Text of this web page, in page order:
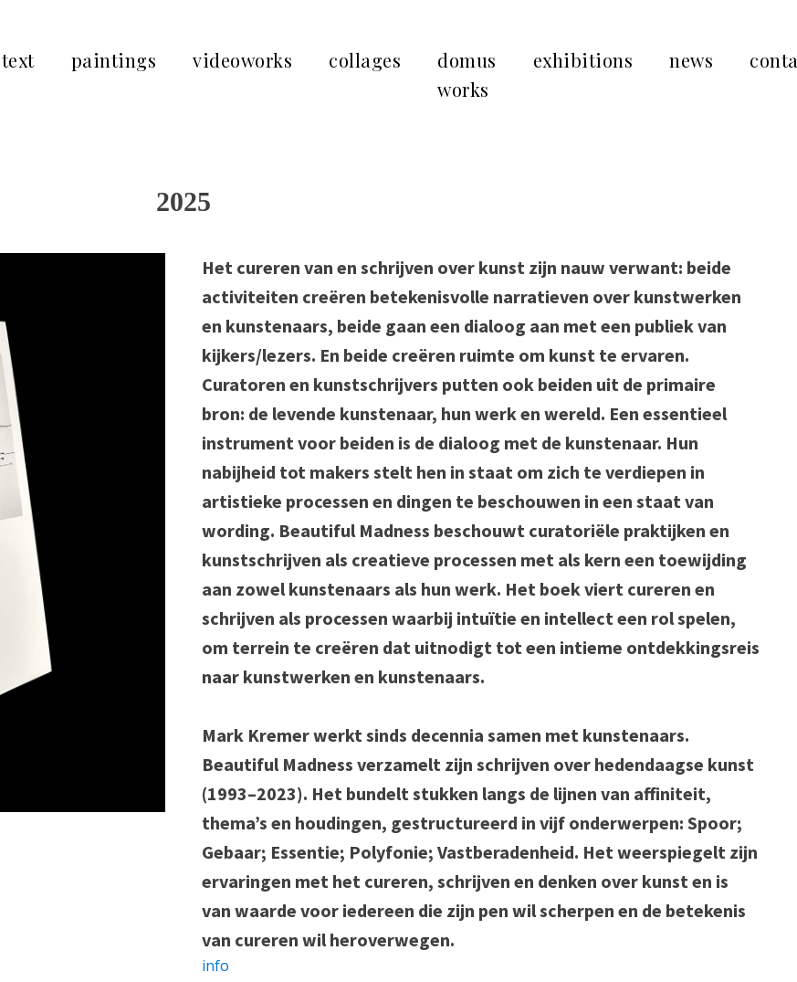
text paintings videoworks collages
domus
works
exhibitions news
2025
Het cureren van en schrijven over kunst zijn nauw verwant: beide
activiteiten creëren betekenisvolle narratieven over kunstwerken
en kunstenaars, beide gaan een dialoog aan met een publiek van
kijkers/lezers. En beide creëren ruimte om kunst te ervaren.
Curatoren en kunstschrijvers putten ook beiden uit de primaire
bron: de levende kunstenaar, hun werk en wereld. Een essentieel
instrument voor beiden is de dialoog met de kunstenaar. Hun
nabijheid tot makers stelt hen in staat om zich te verdiepen in
artistieke processen en dingen te beschouwen in een staat van
wording. Beautiful Madness beschouwt curatoriële praktijken en
kunstschrijven als creatieve processen met als kern een toewijding
aan zowel kunstenaars als hun werk. Het boek viert cureren en
schrijven als processen waarbij intuïtie en intellect een rol spelen,
om terrein te creëren dat uitnodigt tot een intieme ontdekkingsreis
naar kunstwerken en kunstenaars.
Mark Kremer werkt sinds decennia samen met kunstenaars.
Beautiful Madness verzamelt zijn schrijven over hedendaagse kunst
(1993–2023). Het bundelt stukken langs de lijnen van affiniteit,
thema’s en houdingen, gestructureerd in vijf onderwerpen: Spoor;
Gebaar; Essentie; Polyfonie; Vastberadenheid. Het weerspiegelt zijn
ervaringen met het cureren, schrijven en denken over kunst en is
van waarde voor iedereen die zijn pen wil scherpen en de betekenis
van cureren wil heroverwegen.
info